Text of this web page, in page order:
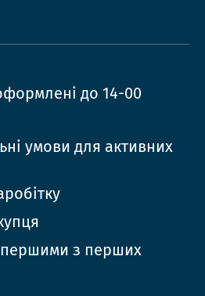
до 14-00
умови для активних
першими з перших